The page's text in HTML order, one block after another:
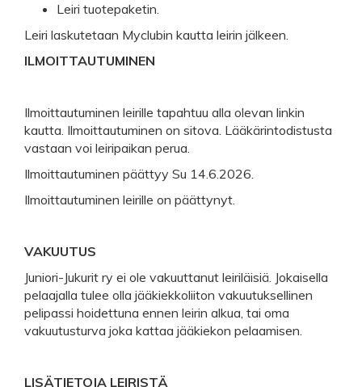
Leiri tuotepaketin.
Leiri laskutetaan Myclubin kautta leirin jälkeen.
ILMOITTAUTUMINEN
Ilmoittautuminen leirille tapahtuu alla olevan linkin
kautta. Ilmoittautuminen on sitova. Lääkärintodistusta
vastaan voi leiripaikan perua.
Ilmoittautuminen päättyy Su 14.6.2026.
Ilmoittautuminen leirille on päättynyt.
VAKUUTUS
Juniori-Jukurit ry ei ole vakuuttanut leiriläisiä. Jokaisella
pelaajalla tulee olla jääkiekkoliiton vakuutuksellinen
pelipassi hoidettuna ennen leirin alkua, tai oma
vakuutusturva joka kattaa jääkiekon pelaamisen.
LISÄTIETOJA LEIRISTÄ